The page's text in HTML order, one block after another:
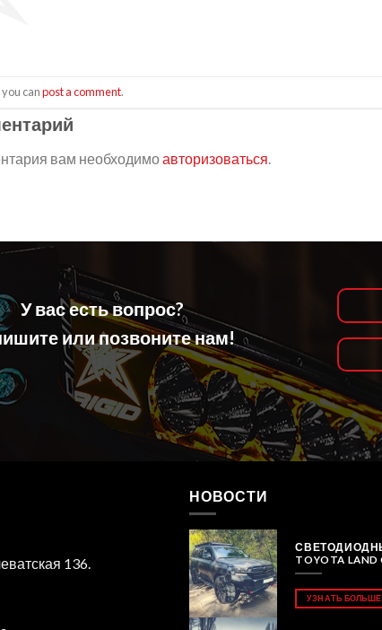
canpost a comment.
вам необходимоавторизоваться
У вас есть вопрос?
или позвоните нам!
136.
НОВОСТИ
TOYOTA LAND
УЗНАТЬ БОЛЬШЕ